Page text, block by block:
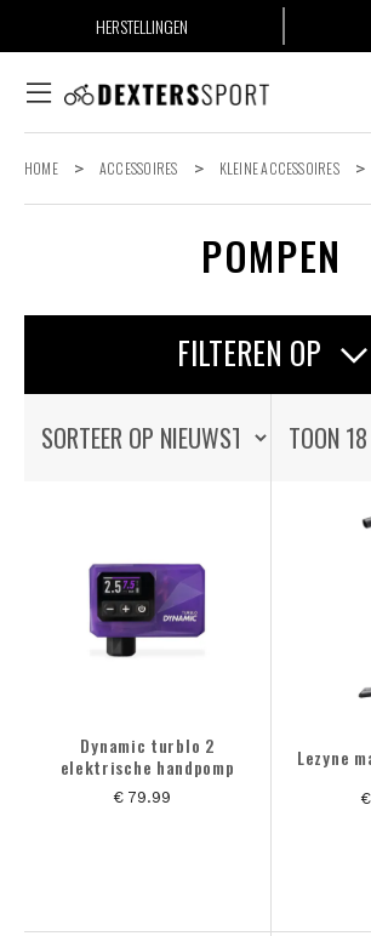
HERSTELLINGEN
HOME > ACCESSOIRES > KLEINE ACCESSOIRES >
POMPEN
FILTEREN OP
OP VOORRAAD
CATEGORIE
Dynamic turblo 2
elektrische handpomp
€ 79.99
Lezyne